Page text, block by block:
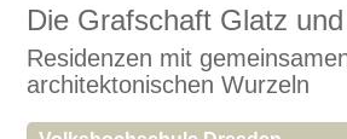
Die Grafschaft Glatz
Residenzen mit
architektonischen Wurzeln